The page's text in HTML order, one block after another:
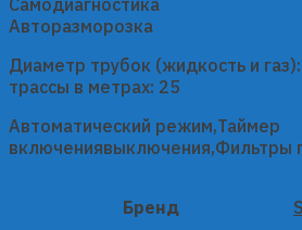
Авторазморозка
Диаметр трубок (жидкость и
трассы в метрах: 25
Автоматический режим,Таймер
включениявыключения,Фильтры
Бренд